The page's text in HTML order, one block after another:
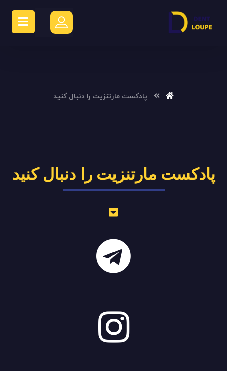
پادکست مارتنزیت را دنبال کنید
پادکست مارتنزیت را دنبال کنید